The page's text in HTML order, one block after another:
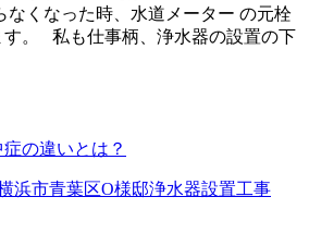
なくなった時、水道メーター の元栓
す。 私も仕事柄、浄水器の設置の下
の違いとは？
浜市青葉区O様邸浄水器設置工事